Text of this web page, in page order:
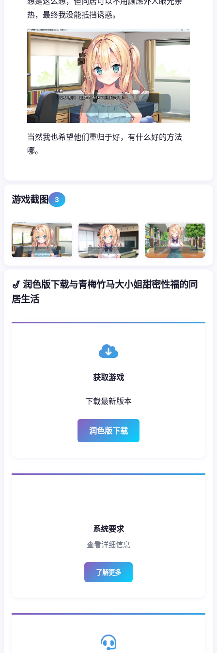
热，最终我没能抵挡诱惑。
当然我也希望他们重归于好，有什么好的方法
哪。
游戏截图 3
🎷 润色版下载与青梅竹马大小姐甜密性福的同
居生活
获取游戏
下载最新版本
润色版下载
系统要求
查看详细信息
了解更多